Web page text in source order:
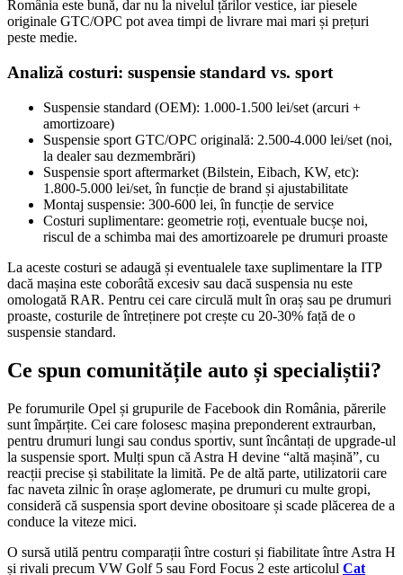
România este bună, dar nu la nivelul țărilor vestice, iar piesele
originale GTC/OPC pot avea timpi de livrare mai mari și prețuri
peste medie.
Analiză costuri: suspensie standard vs. sport
Suspensie standard (OEM): 1.000-1.500 lei/set (arcuri +
amortizoare)
Suspensie sport GTC/OPC originală: 2.500-4.000 lei/set (noi,
la dealer sau dezmembrări)
Suspensie sport aftermarket (Bilstein, Eibach, KW, etc):
1.800-5.000 lei/set, în funcție de brand și ajustabilitate
Montaj suspensie: 300-600 lei, în funcție de service
Costuri suplimentare: geometrie roți, eventuale bucșe noi,
riscul de a schimba mai des amortizoarele pe drumuri proaste
La aceste costuri se adaugă și eventualele taxe suplimentare la ITP
dacă mașina este coborâtă excesiv sau dacă suspensia nu este
omologată RAR. Pentru cei care circulă mult în oraș sau pe drumuri
proaste, costurile de întreținere pot crește cu 20-30% față de o
suspensie standard.
Ce spun comunitățile auto și specialiștii?
Pe forumurile Opel și grupurile de Facebook din România, părerile
sunt împărțite. Cei care folosesc mașina preponderent extraurban,
pentru drumuri lungi sau condus sportiv, sunt încântați de upgrade-ul
la suspensie sport. Mulți spun că Astra H devine “altă mașină”, cu
reacții precise și stabilitate la limită. Pe de altă parte, utilizatorii care
fac naveta zilnic în orașe aglomerate, pe drumuri cu multe gropi,
consideră că suspensia sport devine obositoare și scade plăcerea de a
conduce la viteze mici.
O sursă utilă pentru comparații între costuri și fiabilitate între Astra H
și rivali precum VW Golf 5 sau Ford Focus 2 este articolul Cat